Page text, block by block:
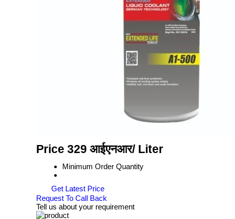
Price 329 आईएनआर/ Liter
Minimum Order Quantity
Get Latest Price
Request To Call Back
Tell us about your requirement